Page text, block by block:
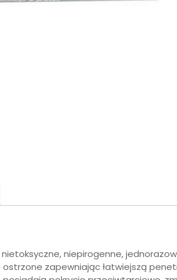
niepirogenne,
ostrzone zapewniając łatwiejszą